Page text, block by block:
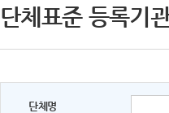
단체표준 등록기
단체명